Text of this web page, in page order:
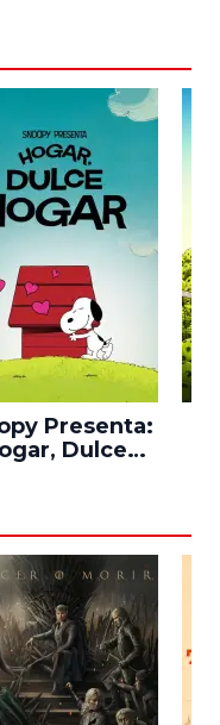
Presenta:
Dulce